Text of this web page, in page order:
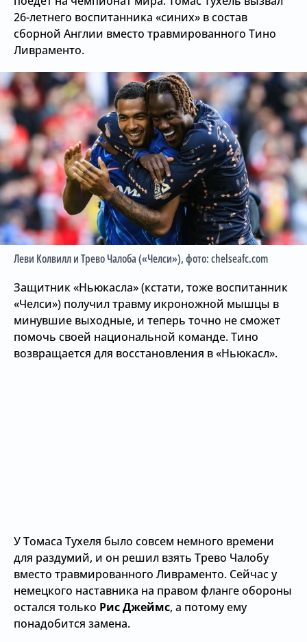
26-летнего воспитанника «синих» в состав
сборной Англии вместо травмированного Тино
Ливраменто.
Леви Колвилл и Трево Чалоба («Челси»), фото: chelseafc.com
Защитник «Ньюкасла» (кстати, тоже воспитанник
«Челси») получил травму икроножной мышцы в
минувшие выходные, и теперь точно не сможет
помочь своей национальной команде. Тино
возвращается для восстановления в «Ньюкасл».
У Томаса Тухеля было совсем немного времени
для раздумий, и он решил взять Трево Чалобу
вместо травмированного Ливраменто. Сейчас у
немецкого наставника на правом фланге обороны
остался только Рис Джеймс, а потому ему
понадобится замена.
Контакты